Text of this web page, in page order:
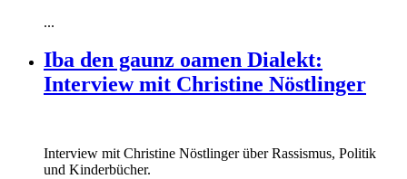
...
Iba den gaunz oamen Dialekt:
Interview mit Christine Nöstlinger
Interview mit Christine Nöstlinger über Rassismus, Politik
und Kinderbücher.